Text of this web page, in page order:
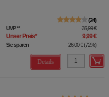
24
UVP** 35,99 €
Unser Preis* 9,99 €
Sie sparen 26,00 €(72%)
Details